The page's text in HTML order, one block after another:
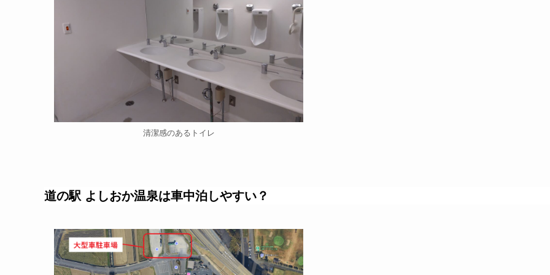
清潔感のあるトイレ
道の駅 よしおか温泉は車中泊しやすい？